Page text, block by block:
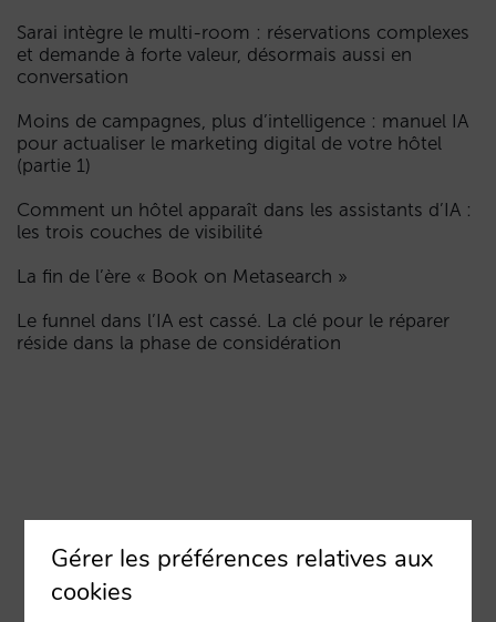
Sarai intègre le multi-room : réservations complexes
et demande à forte valeur, désormais aussi en
conversation
Moins de campagnes, plus d’intelligence : manuel IA
pour actualiser le marketing digital de votre hôtel
(partie 1)
Comment un hôtel apparaît dans les assistants d’IA :
les trois couches de visibilité
La fin de l’ère « Book on Metasearch »
Le funnel dans l’IA est cassé. La clé pour le réparer
réside dans la phase de considération
Gérer les préférences relatives aux
cookies